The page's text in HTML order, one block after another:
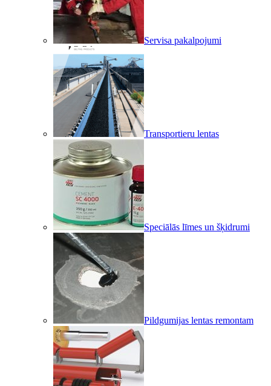
Servisa pakalpojumi
Transportieru lentas
Speciālās līmes un šķidrumi
Pildgumijas lentas remontam